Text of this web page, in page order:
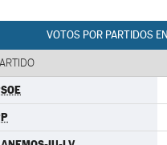
VOTOS POR PARTIDOS